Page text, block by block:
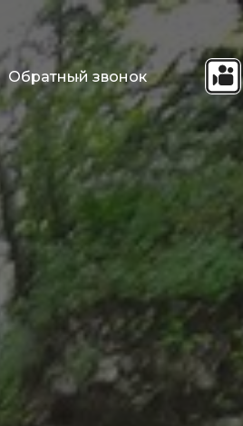
Обратный звонок